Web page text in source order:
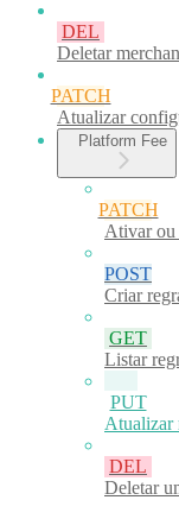
DEL
Deletar
PATCH
Atualizar
Platform Fee
PATCH
Ativar ou
POST
Criar
GET
Listar
PUT
Atualizar
DEL
Deletar